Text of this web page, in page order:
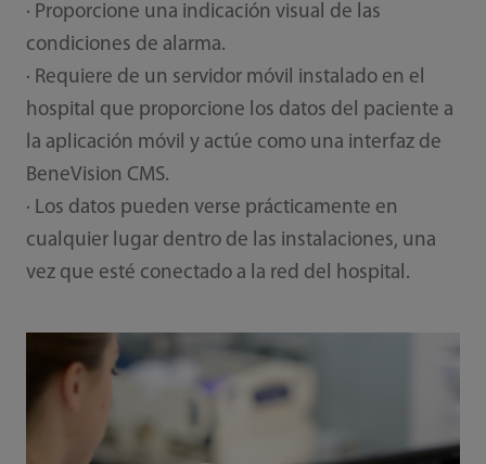
· Proporcione una indicación visual de las
condiciones de alarma.
· Requiere de un servidor móvil instalado en el
hospital que proporcione los datos del paciente a
la aplicación móvil y actúe como una interfaz de
BeneVision CMS.
· Los datos pueden verse prácticamente en
cualquier lugar dentro de las instalaciones, una
vez que esté conectado a la red del hospital.